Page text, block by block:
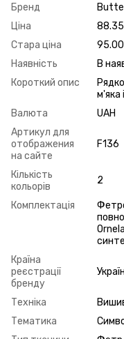
Бренд
Ціна
88.35
Стара ціна
95.00
Наявність
В
Короткий опис
м'яка
Валюта
UAH
Артикул для
отображения
на сайте
F136
Кількість
кольорів
2
Комплектація
Країна
реєстрації
бренду
Техніка
Тематика